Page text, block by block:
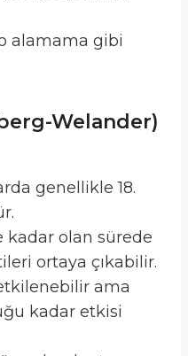
alamama gibi
Welander)
genellikle 18.
kadar olan sürede
ortaya çıkabilir.
ama
kadar etkisi